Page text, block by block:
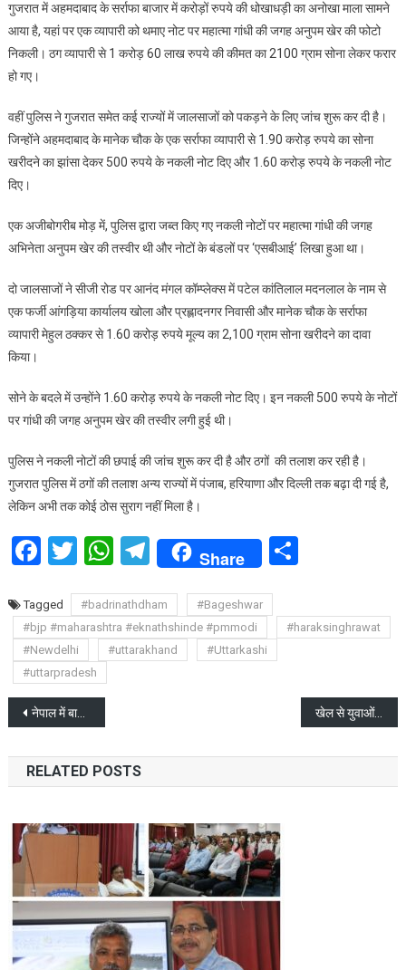
से
बड़ी
ठगी
के
नोटों
में
की
जगह
अनुपम
खेर
गुजरात में अहमदाबाद के सर्राफा बाजार में करोड़ों रुपये की धोखाधड़ी का अनोखा माला सामने
आया है, यहां पर एक व्यापारी को थमाए नोट पर महात्मा गांधी की जगह अनुपम खेर की फोटो
निकली। ठग व्यापारी से 1 करोड़ 60 लाख रुपये की कीमत का 2100 ग्राम सोना लेकर फरार
हो गए।
वहीं पुलिस ने गुजरात समेत कई राज्यों में जालसाजों को पकड़ने के लिए जांच शुरू कर दी है।
जिन्होंने अहमदाबाद के मानेक चौक के एक सर्राफा व्यापारी से 1.90 करोड़ रुपये का सोना
खरीदने का झांसा देकर 500 रुपये के नकली नोट दिए और 1.60 करोड़ रुपये के नकली नोट
दिए।
एक अजीबोगरीब मोड़ में, पुलिस द्वारा जब्त किए गए नकली नोटों पर महात्मा गांधी की जगह
अभिनेता अनुपम खेर की तस्वीर थी और नोटों के बंडलों पर ‘एसबीआई’ लिखा हुआ था।
दो जालसाजों ने सीजी रोड पर आनंद मंगल कॉम्प्लेक्स में पटेल कांतिलाल मदनलाल के नाम से
एक फर्जी आंगड़िया कार्यालय खोला और प्रह्लादनगर निवासी और मानेक चौक के सर्राफा
व्यापारी मेहुल ठक्कर से 1.60 करोड़ रुपये मूल्य का 2,100 ग्राम सोना खरीदने का दावा
किया।
सोने के बदले में उन्होंने 1.60 करोड़ रुपये के नकली नोट दिए। इन नकली 500 रुपये के नोटों
पर गांधी की जगह अनुपम खेर की तस्वीर लगी हुई थी।
पुलिस ने नकली नोटों की छपाई की जांच शुरू कर दी है और ठगों की तलाश कर रही है।
गुजरात पुलिस में ठगों की तलाश अन्य राज्यों में पंजाब, हरियाणा और दिल्ली तक बढ़ा दी गई है,
लेकिन अभी तक कोई ठोस सुराग नहीं मिला है।
Facebook
Twitter
WhatsApp
Telegram
Share Share
Tagged #badrinathdham
#Bageshwar
#bjp #maharashtra #eknathshinde #pmmodi
#haraksinghrawat
#Newdelhi
#uttarakhand
#Uttarkashi
#uttarpradesh
Post
navigation
नेपाल में बाढ़ से 112 की लोगों की मौत, 68 लापता रेस्क्यू ऑपरेशन जारी खेल से युवाओं के व्यक्तित्व निर्माण को बल मिलता है : राज्यपाल
RELATED POSTS